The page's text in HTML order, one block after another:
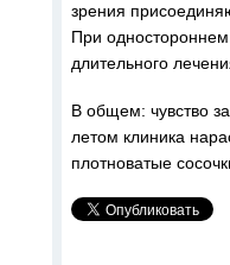
зрения
При
длительного
В общем: чувство
летом клиника
плотноватые